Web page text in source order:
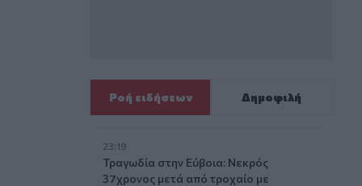
Ροή ειδήσεων Δημοφιλή
23:19
Τραγωδία στην Εύβοια: Νεκρός
37χρονος μετά από τροχαίο με